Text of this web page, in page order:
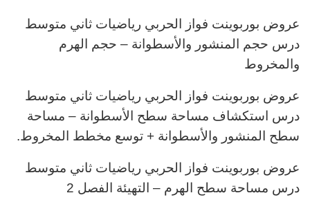
عروض بوربوينت فواز الحربي رياضيات ثاني متوسط
درس حجم المنشور والأسطوانة – حجم الهرم
والمخروط
عروض بوربوينت فواز الحربي رياضيات ثاني متوسط
درس استكشاف مساحة سطح الأسطوانة – مساحة
سطح المنشور والأسطوانة + توسع مخطط المخروط.
عروض بوربوينت فواز الحربي رياضيات ثاني متوسط
درس مساحة سطح الهرم – التهيئة الفصل 2